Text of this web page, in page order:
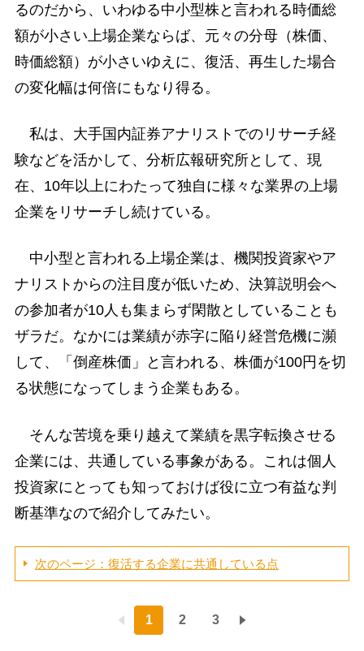
るのだから、いわゆる中小型株と言われる時価総
額が小さい上場企業ならば、元々の分母（株価、
時価総額）が小さいゆえに、復活、再生した場合
の変化幅は何倍にもなり得る。
私は、大手国内証券アナリストでのリサーチ経
験などを活かして、分析広報研究所として、現
在、10年以上にわたって独自に様々な業界の上場
企業をリサーチし続けている。
中小型と言われる上場企業は、機関投資家やア
ナリストからの注目度が低いため、決算説明会へ
の参加者が10人も集まらず閑散としていることも
ザラだ。なかには業績が赤字に陥り経営危機に瀕
して、「倒産株価」と言われる、株価が100円を切
る状態になってしまう企業もある。
そんな苦境を乗り越えて業績を黒字転換させる
企業には、共通している事象がある。これは個人
投資家にとっても知っておけば役に立つ有益な判
断基準なので紹介してみたい。
次のページ：復活する企業に共通している点
1 2 3